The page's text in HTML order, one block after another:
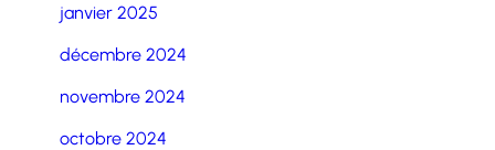
janvier 2025
décembre 2024
novembre 2024
octobre 2024